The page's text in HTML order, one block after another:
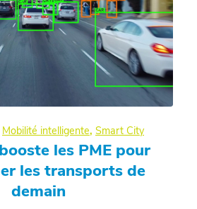
Mobilité intelligente, Smart City
les PME pour
les transports de
demain